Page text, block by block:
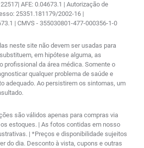
AFE: 0.04673.1 | Autorização de
25351.181179/2002-16 |
| CMVS - 355030801-477-000356-1-0
neste site não devem ser usadas para
em hipótese alguma, as
profissional da área médica. Somente o
qualquer problema de saúde e
adequado. Ao persistirem os sintomas, um
são válidos apenas para compras via
estoques. | As fotos contidas em nosso
| *Preços e disponibilidade sujeitos
do dia. Desconto à vista, cupons e outras